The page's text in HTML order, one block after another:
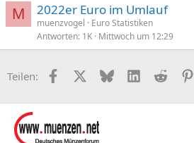
M 2022er Euro im Umlauf
muenzvogel
Euro Statistiken
Antworten 1K Mittwoch um 12:29
Teilen: FacebookX (Twitter)
BlueskyLinkedIn
Reddit